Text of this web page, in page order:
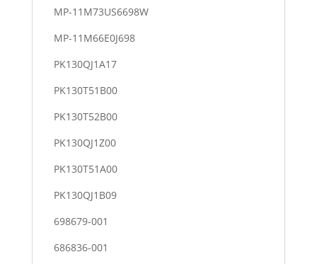
MP-11M73US6698W
MP-11M66E0J698
PK130QJ1A17
PK130T51B00
PK130T52B00
PK130QJ1Z00
PK130T51A00
PK130QJ1B09
698679-001
686836-001